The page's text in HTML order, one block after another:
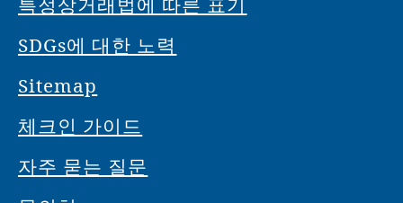
SDGs에 대한 노력
Sitemap
체크인 가이드
자주 묻는 질문